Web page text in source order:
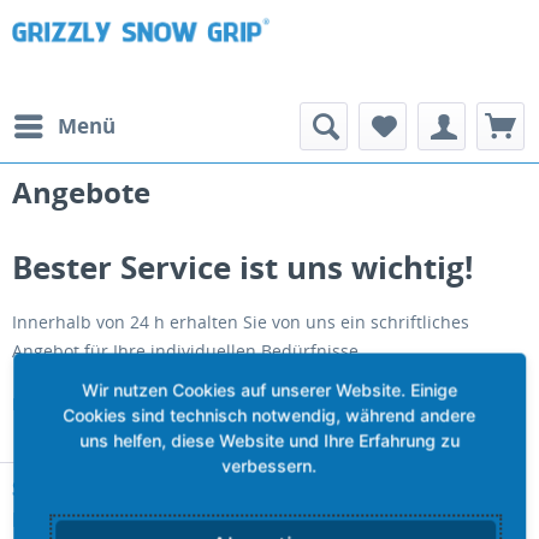
Menü
Angebote
Bester Service ist uns wichtig!
Innerhalb von 24 h erhalten Sie von uns ein schriftliches
Angebot für Ihre individuellen Bedürfnisse.
Hier anfordern!
Service
Hotline